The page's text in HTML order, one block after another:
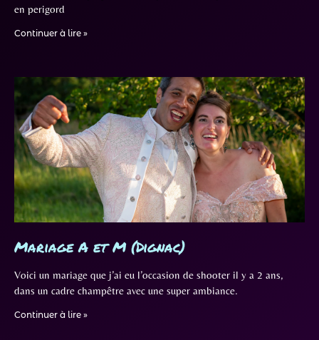
en perigord
Continuer à lire »
Mariage A et M (Dignac)
Voici un mariage que j’ai eu l’occasion de shooter il y a 2 ans,
dans un cadre champêtre avec une super ambiance.
Continuer à lire »